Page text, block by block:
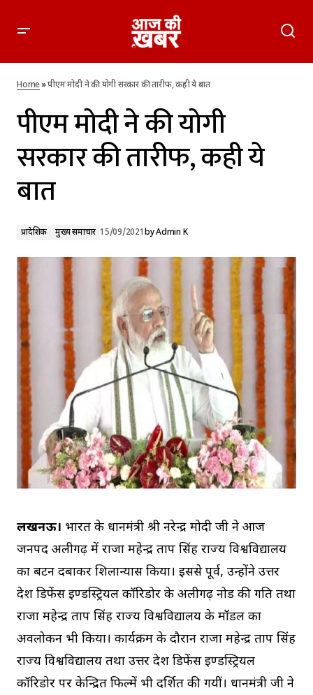
पीएम मोदी ने की योगी सरकार की तारीफ, कही ये बात
Home»पीएम मोदी ने की योगी सरकार की तारीफ, कही ये बात
पीएम मोदी ने की योगी
सरकार की तारीफ, कही ये
बात
प्रादेशिक मुख्य समाचार 15/09/2021byAdmin K
लखनऊ। भारत के प्रधानमंत्री श्री नरेन्द्र मोदी जी ने आज
जनपद अलीगढ़ में राजा महेन्द्र प्रताप सिंह राज्य विश्वविद्यालय
का बटन दबाकर शिलान्यास किया। इससे पूर्व, उन्होंने उत्तर
प्रदेश डिफेंस इण्डस्ट्रियल कॉरिडोर के अलीगढ़ नोड की प्रगति तथा
राजा महेन्द्र प्रताप सिंह राज्य विश्वविद्यालय के मॉडल का
अवलोकन भी किया। कार्यक्रम के दौरान राजा महेन्द्र प्रताप सिंह
राज्य विश्वविद्यालय तथा उत्तर प्रदेश डिफेंस इण्डस्ट्रियल
कॉरिडोर पर केन्द्रित फिल्में भी प्रदर्शित की गयीं। प्रधानमंत्री जी ने